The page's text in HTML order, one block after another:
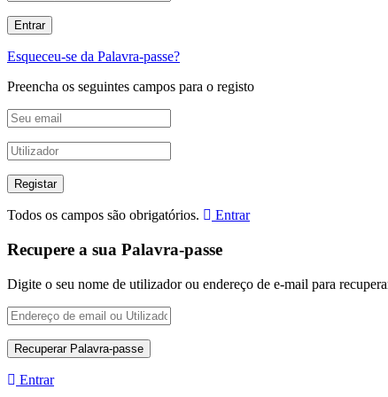
Esqueceu-se da Palavra-passe?
Preencha os seguintes campos para o registo
Todos os campos são obrigatórios. Entrar
Recupere a sua Palavra-passe
Digite o seu nome de utilizador ou endereço de e-mail para
Entrar